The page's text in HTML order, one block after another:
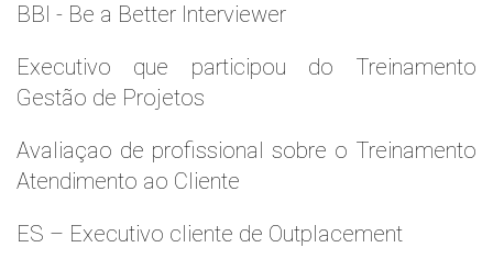
BBI - Be a Better Interviewer
Executivo que participou do Treinamento
Gestão de Projetos
Avaliaçao de profissional sobre o Treinamento
Atendimento ao Cliente
ES – Executivo cliente de Outplacement